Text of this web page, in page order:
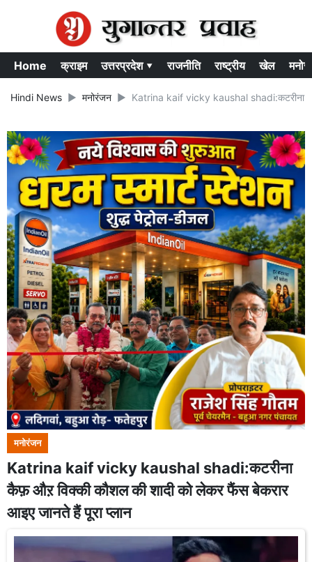
Home क्राइम उत्तरप्रदेश ▾ राजनीति राष्ट्रीय खेल
Hindi News मनोरंजन Katrina kaif vicky kaushal shadi:कटरीना
मनोरंजन
Katrina kaif vicky kaushal shadi:कटरीना
कैफ़ औऱ विक्की कौशल की शादी को लेकर फैंस बेकरार
आइए जानते हैं पूरा प्लान